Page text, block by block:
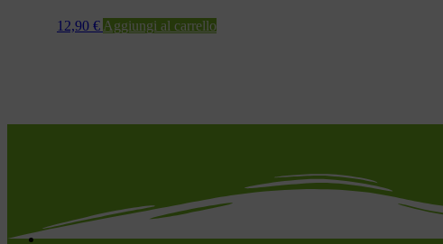
12,90 € Aggiungi al carrello